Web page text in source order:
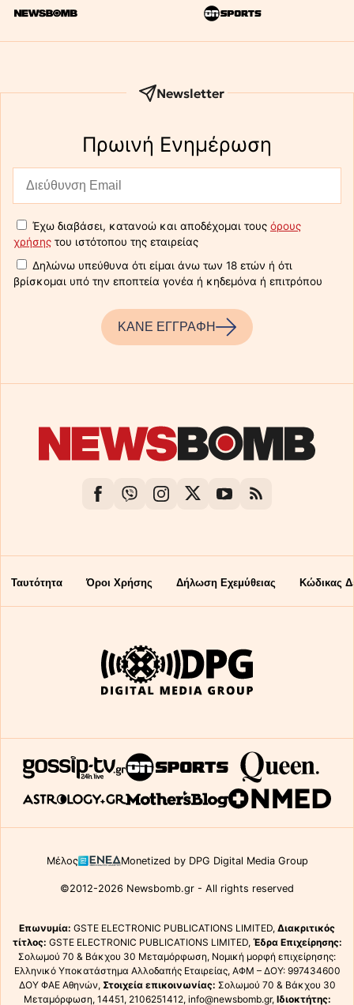
Newsletter
Πρωινή Eνημέρωση
Έχω διαβάσει, κατανοώ και αποδέχομαι τους όρους
χρήσης του ιστότοπου της εταιρείας
Δηλώνω υπεύθυνα ότι είμαι άνω των 18 ετών ή ότι
βρίσκομαι υπό την εποπτεία γονέα ή κηδεμόνα ή επιτρόπου
ΚΑΝΕ ΕΓΓΡΑΦΗ
Ταυτότητα Όροι Χρήσης Δήλωση Εχεμύθειας Κώδικας
Μέλος Monetized by DPG Digital Media Group
©2012-2026 Newsbomb.gr - All rights reserved
Επωνυμία: GSTE ELECTRONIC PUBLICATIONS LIMITED, Διακριτικός
τίτλος: GSTE ELECTRONIC PUBLICATIONS LIMITED, Έδρα Επιχείρησης:
Σολωμού 70 & Βάκχου 30 Μεταμόρφωση, Νομική μορφή επιχείρησης:
Ελληνικό Υποκατάστημα Αλλοδαπής Εταιρείας, ΑΦΜ – ΔΟΥ: 997434600
ΔΟΥ ΦΑΕ Αθηνών, Στοιχεία επικοινωνίας: Σολωμού 70 & Βάκχου 30
Μεταμόρφωση, 14451, 2106251412, info@newsbomb.gr, Ιδιοκτήτης: